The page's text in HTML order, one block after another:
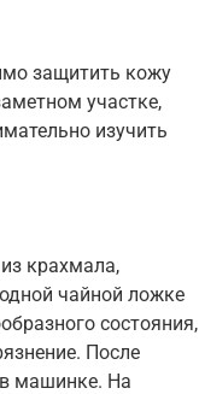
защитить кожу
участке,
изучить
крахмала,
чайной ложке
состояния,
После
машинке. На